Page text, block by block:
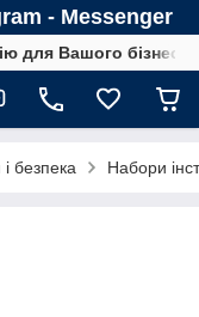
- Messenger
для Вашого бізнесу
безпека Набори